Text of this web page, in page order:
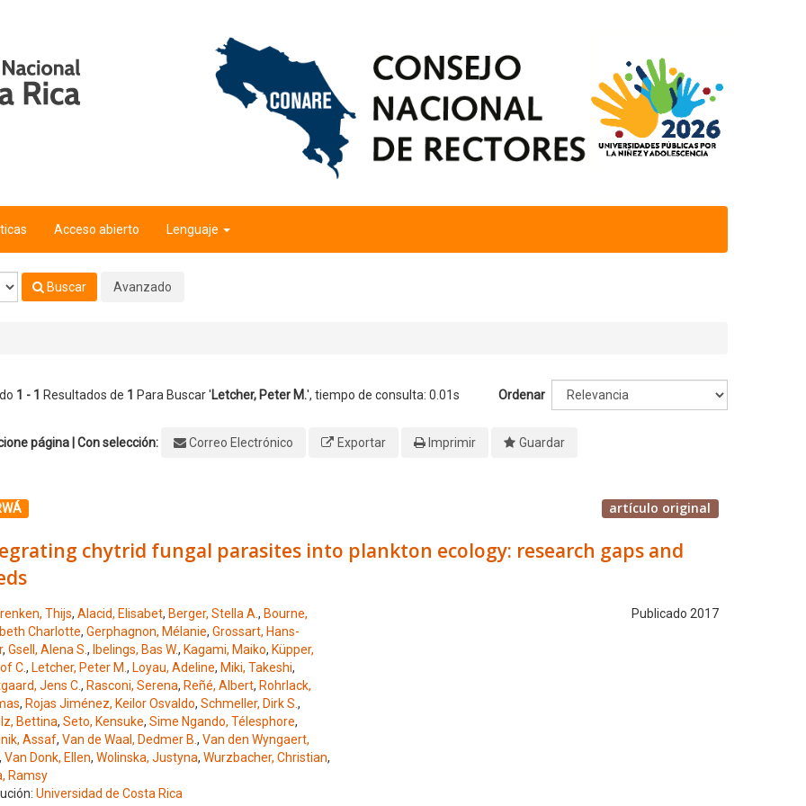
Acceso abierto Lenguaje
Buscar Avanzado
1 - 1 Resultados de 1 Para Buscar 'Letcher, Peter M.', tiempo de consulta: 0.01s Ordenar
página | Con selección: Correo Electrónico Exportar Imprimir Guardar
el número de resultado 1 artículo original
chytrid fungal parasites into plankton ecology: research gaps and
Thijs, Alacid, Elisabet, Berger, Stella A., Bourne,
Charlotte, Gerphagnon, Mélanie, Grossart, Hans-
, Gsell, Alena S., Ibelings, Bas W., Kagami, Maiko, Küpper,
C., Letcher, Peter M., Loyau, Adeline, Miki, Takeshi,
Jens C., Rasconi, Serena, Reñé, Albert, Rohrlack,
, Rojas Jiménez, Keilor Osvaldo, Schmeller, Dirk S.,
Bettina, Seto, Kensuke, Sime Ngando, Télesphore,
Assaf, Van de Waal, Dedmer B., Van den Wyngaert,
, Van Donk, Ellen, Wolinska, Justyna, Wurzbacher, Christian,
Ramsy
Publicado 2017
Universidad de Costa Rica